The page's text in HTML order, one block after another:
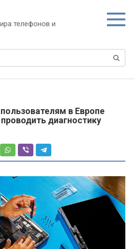
телефонов и
в Европе
диагностику